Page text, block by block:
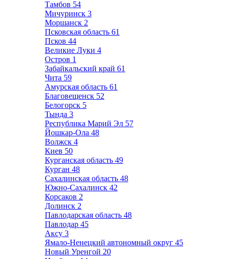
Тамбов 54
Мичуринск 3
Моршанск 2
Псковская область 61
Псков 44
Великие Луки 4
Остров 1
Забайкальский край 61
Чита 59
Амурская область 61
Благовещенск 52
Белогорск 5
Тында 3
Республика Марий Эл 57
Йошкар-Ола 48
Волжск 4
Киев 50
Курганская область 49
Курган 48
Сахалинская область 48
Южно-Сахалинск 42
Корсаков 2
Долинск 2
Павлодарская область 48
Павлодар 45
Аксу 3
Ямало-Ненецкий автономный округ 45
Новый Уренгой 20